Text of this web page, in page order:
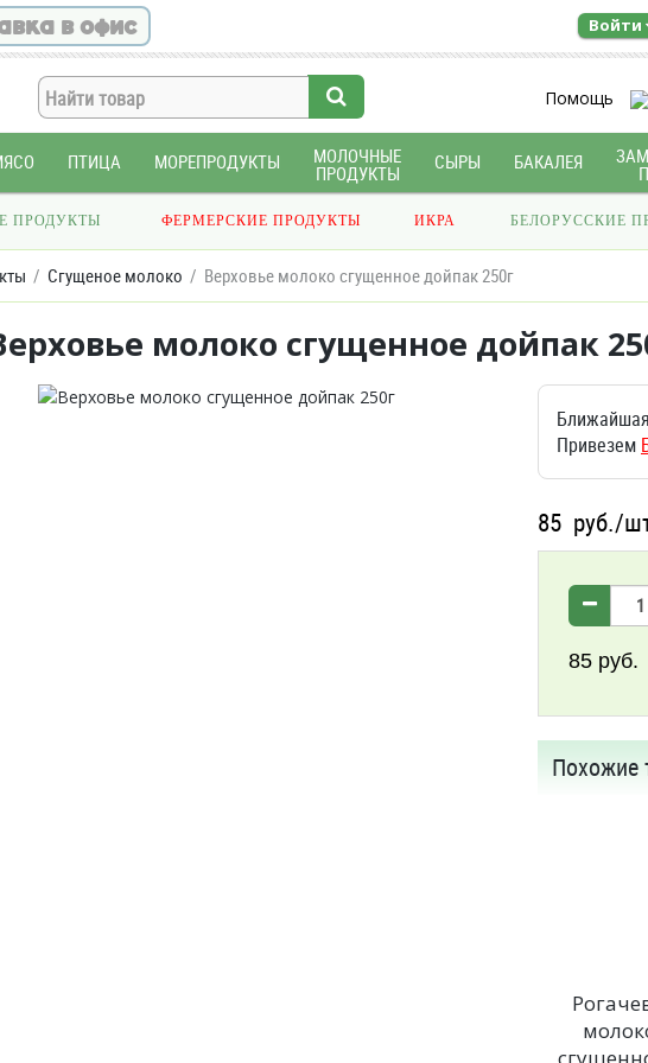
в офис Войти
Помощь
ПТИЦА МОРЕПРОДУКТЫ МОЛОЧНЫЕ
ПРОДУКТЫ
СЫРЫ БАКАЛЕЯ
ПРОДУКТЫ ФЕРМЕРСКИЕ ПРОДУКТЫ ИКРА БЕЛОРУССКИЕ
Сгущеное молоко Верховье молоко сгущенное дойпак 250г
молоко сгущенное дойпак
Привезем
85 руб./
85 руб.
Похожие